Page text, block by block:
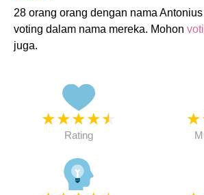
28 orang orang dengan nama
voting dalam nama mereka. Mohon
juga.
★★★★★
Rating
★